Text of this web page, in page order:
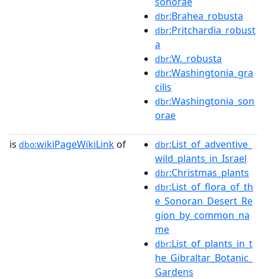
dbr:Brahea_robusta
dbr:Pritchardia_robust
a
dbr:W._robusta
dbr:Washingtonia_gra
cilis
dbr:Washingtonia_son
orae
is dbo:wikiPageWikiLink of dbr:List_of_adventive_
wild_plants_in_Israel
dbr:Christmas_plants
dbr:List_of_flora_of_th
e_Sonoran_Desert_Re
gion_by_common_na
me
dbr:List_of_plants_in_t
he_Gibraltar_Botanic_
Gardens